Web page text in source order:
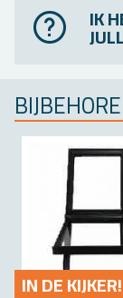
IK
IN DE KIJ­KER!